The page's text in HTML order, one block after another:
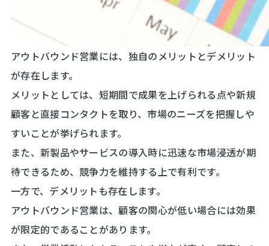
アウトバウンド営業には、独自のメリットとデメリット
が存在します。
メリットとしては、短期間で成果を上げられる点や新規
顧客と直接コンタクトを取り、市場のニーズを把握しや
すいことが挙げられます。
また、新製品やサービスの導入時に迅速な市場浸透が期
待できるため、競争力を維持する上で有利です。
一方で、デメリットも存在します。
アウトバウンド営業は、顧客の関心が低い場合には効果
が限定的であることがあります。